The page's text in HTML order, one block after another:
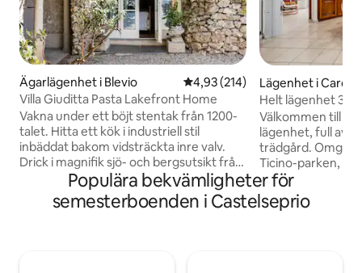
Ägarlägenhet i Blevio 4,93 av 5 i genomsnittligt
4,93 (214)
Villa Giuditta Pasta Lakefront Home
Vakna under ett böjt stentak från 1200-
talet. Hitta ett kök i industriell stil
inbäddat bakom vidsträckta inre valv.
Drick i magnifik sjö- och bergsutsikt från
en skuggig hängmatta. Gå rakt in i
Comosjön från soliga
trädgårdsterrasser. CIR: 013026-CNI–
Lägenhet i
o
Helt lägenhet 3
MXP.
Välkommen till
lägenhet, full av
trädgård.
Ticino-parken,
flygplats
behöver ta ett
av. Boendet
Populära bekvämligheter för
semesterboenden i Castelseprio